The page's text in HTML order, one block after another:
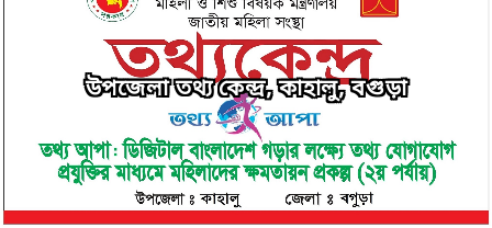
উপজেলা তথ্য কেন্দ্র, কাহালু, বগুড়া